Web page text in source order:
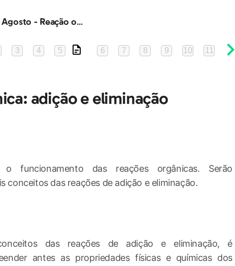
Química - Turma de Agosto - Reação orgânica: adição e eliminação
3 4 5 6 7 8 9 10 11 12
adição e eliminação
o funcionamento das reações orgânicas. Serão
conceitos das reações de adição e eliminação.
das reações de adição e eliminação, é
antes as propriedades físicas e químicas dos